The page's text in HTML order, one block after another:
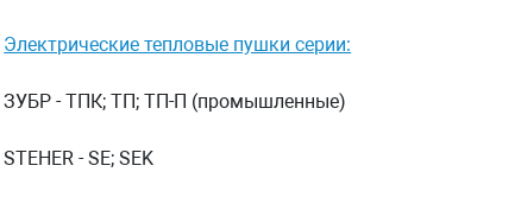
Электрические тепловые пушки серии:
ЗУБР - ТПК; ТП; ТП-П (промышленные)
STEHER - SE; SEK